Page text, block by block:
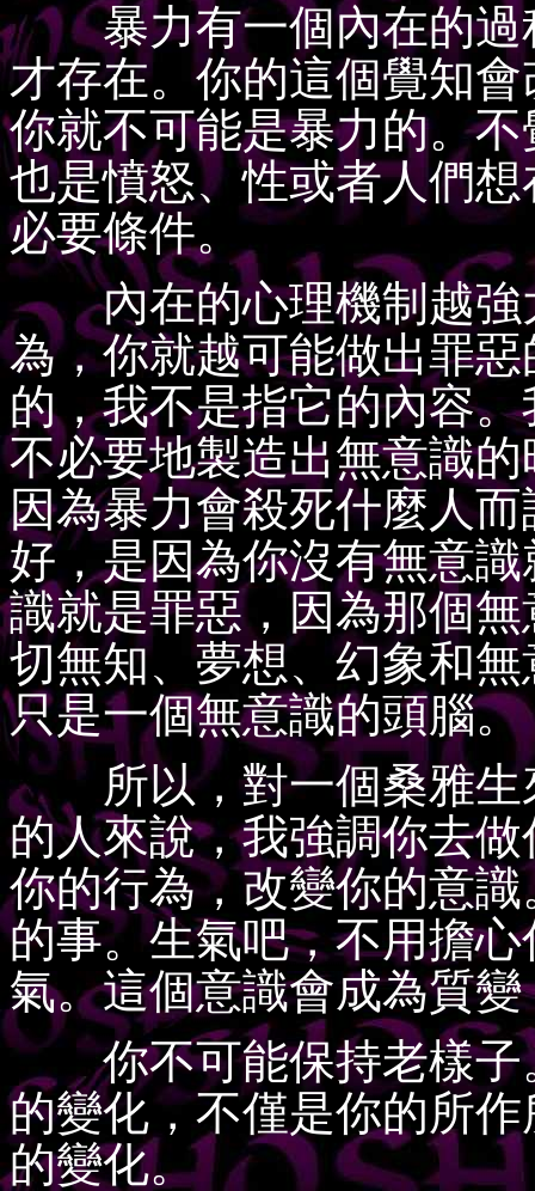
暴力有一個內在的過
才存在。你的這個覺知
你就不可能是暴力的。
也是憤怒、性或者人們
必要條件。
內在的心理機制越強
為，你就越可能做出罪
的，我不是指它的內容
不必要地製造出無意識
因為暴力會殺死什麼人
好，是因為你沒有無意
識就是罪惡，因為那個
切無知、夢想、幻象和
只是一個無意識的頭腦。
所以，對一個桑雅生
的人來說，我強調你去
你的行為，改變你的意
的事。生氣吧，不用擔
氣。這個意識會成為質
你不可能保持老樣子
的變化，不僅是你的所
的變化。